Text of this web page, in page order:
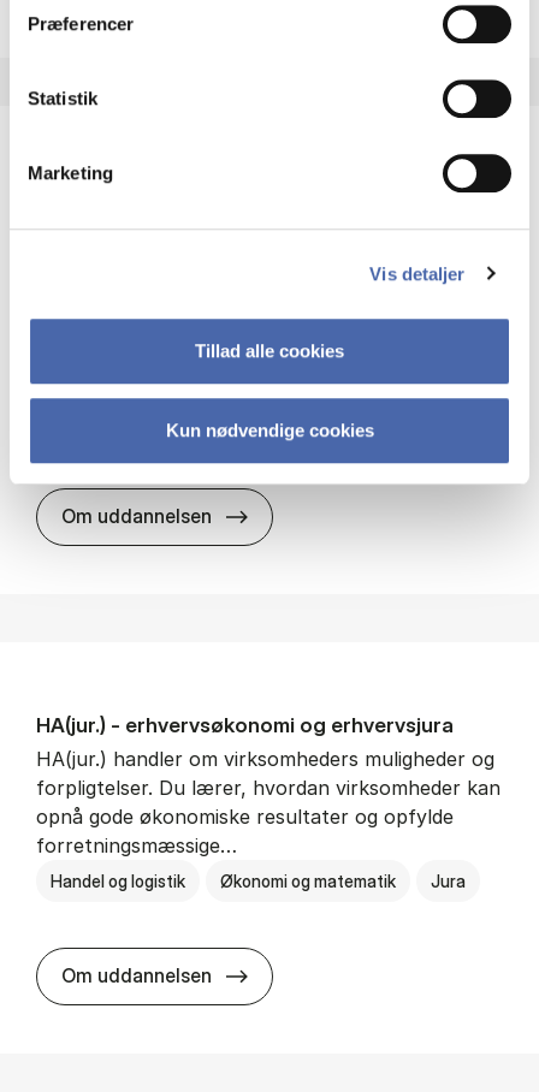
Præferencer
Statistik
Marketing
Vis detaljer
Tillad alle cookies
Kun nødvendige cookies
HA(it.) - erhvervs­økonomi og informations­
virksomheders muligheder og udfordringer inden
Organisation og ledelse
Om uddannelsen HA(it.) - erhvervs­økonomi og
HA(jur.) - erhvervs­økonomi og erhvervs­jura
HA(jur.) handler om virksomheders muligheder og
forpligtelser. Du lærer, hvordan virksomheder kan
opnå gode økonomiske resultater og opfylde
forretningsmæssige…
Handel og logistik Økonomi og matematik Jura
Om uddannelsen HA(jur.) - erhvervs­økonomi og